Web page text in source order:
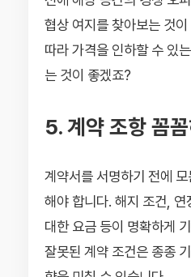
협상 여지를 찾아보는 것
따라 가격을 인하할 수 있
는 것이 좋겠죠?
5. 계약 조항 꼼꼼
계약서를 서명하기 전에
해야 합니다. 해지 조건,
대한 요금 등이 명확하게
잘못된 계약 조건은 종종